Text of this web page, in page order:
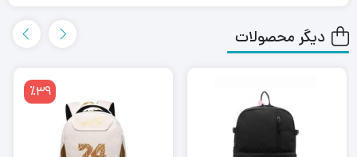
دیگر محصولات
٪39